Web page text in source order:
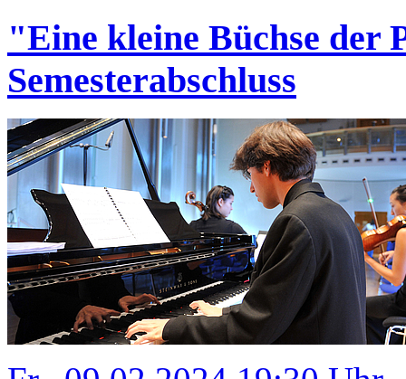
"Eine kleine Büchse der
Semesterabschluss